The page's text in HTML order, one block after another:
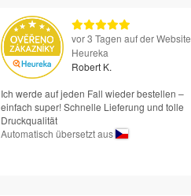
vor 3 Tagen auf der Website
Heureka
Robert K.
Ich werde auf jeden Fall wieder bestellen –
einfach super! Schnelle Lieferung und tolle
Druckqualität
Automatisch übersetzt aus